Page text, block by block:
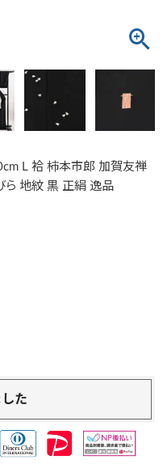
L 袷 柿本市郎 加賀友禅
ら 地紋 黒 正絹 逸品
た